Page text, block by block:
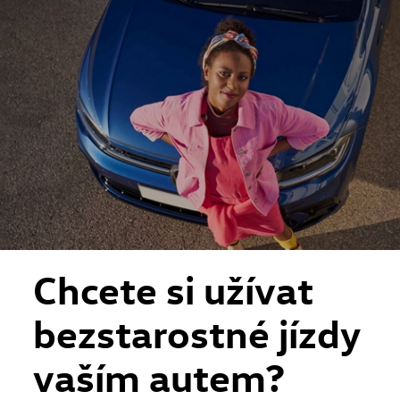
Skip to main content
Skip to footer
Chcete si užívat
bezstarostné jízdy
vaším autem?